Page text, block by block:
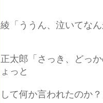
綾「ううん、泣いてな
正太郎「さっき、どっ
ょっと
して何か言われたのか